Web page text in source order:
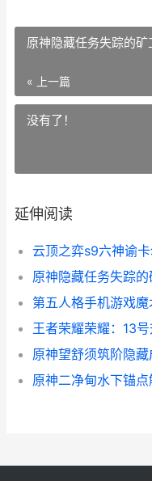
原神隐藏任务失踪的
« 上一篇
没有了！
延伸阅读
第五人格手机游戏